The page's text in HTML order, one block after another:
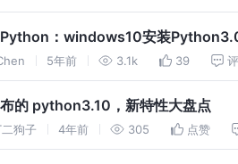
：windows10安装
5年前 3.1k 39
的 python3.10，新特性大盘点
狗子 4年前 305 点赞